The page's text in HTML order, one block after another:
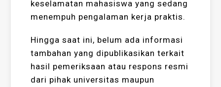
keselamatan mahasiswa yang sedang
menempuh pengalaman kerja praktis.
Hingga saat ini, belum ada informasi
tambahan yang dipublikasikan terkait
hasil pemeriksaan atau respons resmi
dari pihak universitas maupun